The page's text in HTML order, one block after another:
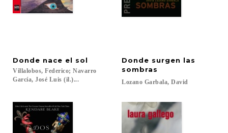
Donde nace el sol
Villalobos, Federico; Navarro
García, José Luis (il.)...
Donde surgen las
sombras
Lozano Garbala, David